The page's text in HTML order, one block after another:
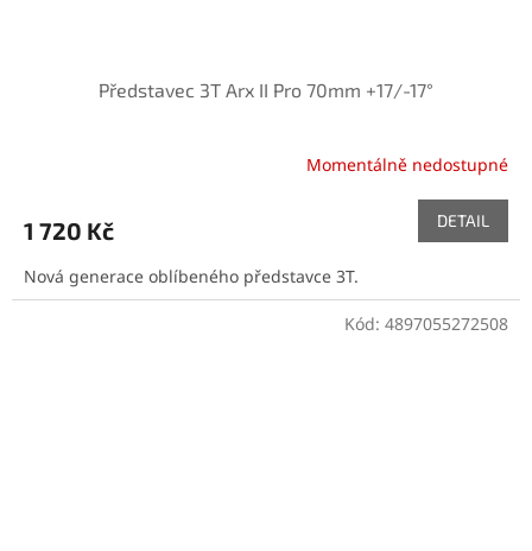
Představec 3T Arx II Pro 70mm +17/-17°
Momentálně nedostupné
1 720 Kč DETAIL
Nová generace oblíbeného představce 3T.
Kód: 4897055272508